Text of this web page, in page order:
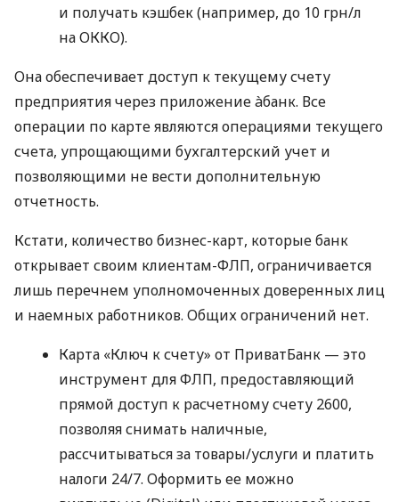
и получать кэшбек (например, до 10 грн/л
на ОККО).
Она обеспечивает доступ к текущему счету
предприятия через приложение àбанк. Все
операции по карте являются операциями текущего
счета, упрощающими бухгалтерский учет и
позволяющими не вести дополнительную
отчетность.
Кстати, количество бизнес-карт, которые банк
открывает своим клиентам-ФЛП, ограничивается
лишь перечнем уполномоченных доверенных лиц
и наемных работников. Общих ограничений нет.
Карта «Ключ к счету» от ПриватБанк — это
инструмент для ФЛП, предоставляющий
прямой доступ к расчетному счету 2600,
позволяя снимать наличные,
рассчитываться за товары/услуги и платить
налоги 24/7. Оформить ее можно